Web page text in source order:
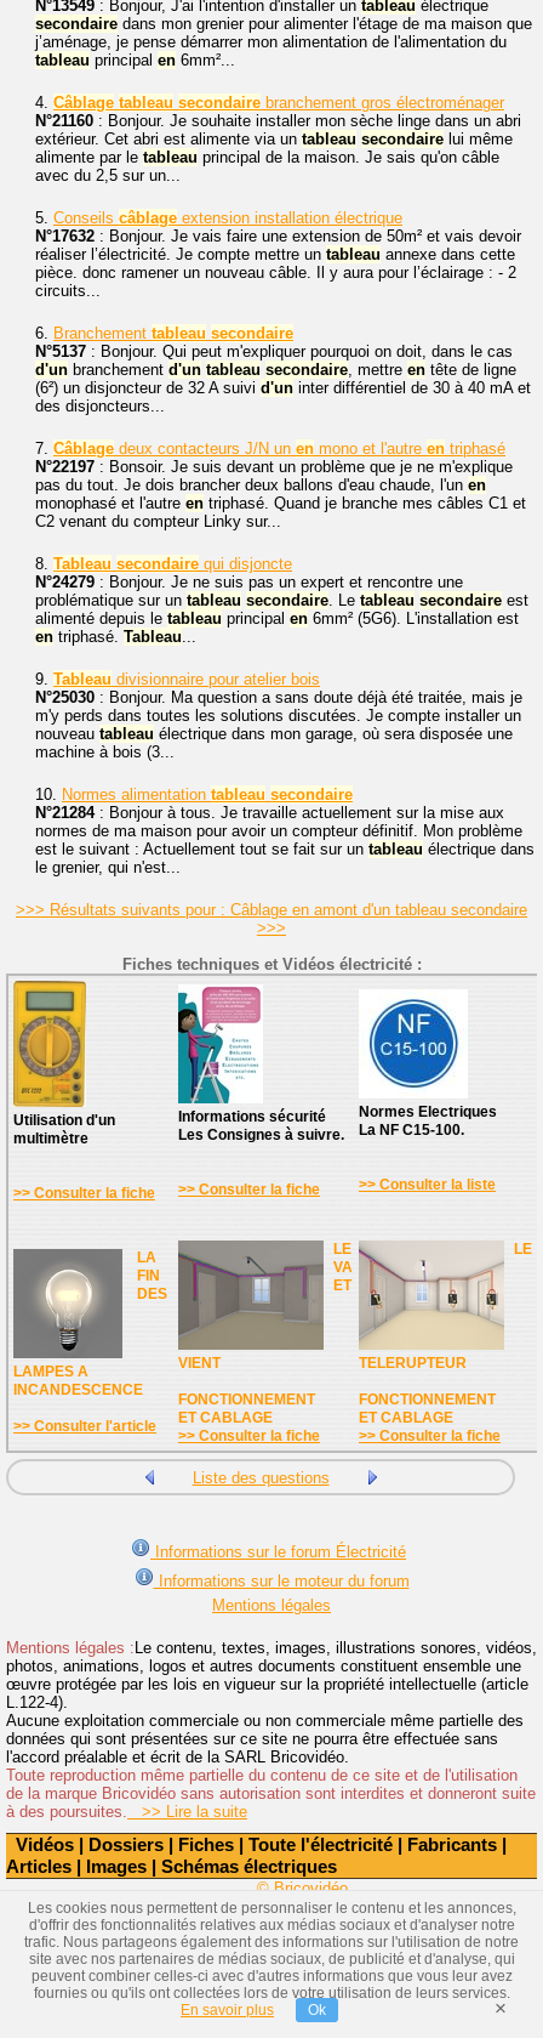
Vidéos | Dossiers | Fiches | Toute l'électricité | Fabricants |
Articles | Images | Schémas électriques
N°13549 : Bonjour, J'ai l'intention d'installer un tableau électrique
secondaire dans mon grenier pour alimenter l'étage de ma maison que
j’aménage, je pense démarrer mon alimentation de l'alimentation du
tableau principal en 6mm²...
4. Câblage tableau secondaire branchement gros électroménager
N°21160 : Bonjour. Je souhaite installer mon sèche linge dans un abri
extérieur. Cet abri est alimente via un tableau secondaire lui même
alimente par le tableau principal de la maison. Je sais qu'on câble
avec du 2,5 sur un...
5. Conseils câblage extension installation électrique
N°17632 : Bonjour. Je vais faire une extension de 50m² et vais devoir
réaliser l’électricité. Je compte mettre un tableau annexe dans cette
pièce. donc ramener un nouveau câble. Il y aura pour l’éclairage : - 2
circuits...
6. Branchement tableau secondaire
N°5137 : Bonjour. Qui peut m'expliquer pourquoi on doit, dans le cas
d'un branchement d'un tableau secondaire , mettre en tête de ligne
(6²) un disjoncteur de 32 A suivi d'un inter différentiel de 30 à 40 mA et
des disjoncteurs...
7. Câblage deux contacteurs J/N un en mono et l'autre en triphasé
N°22197 : Bonsoir. Je suis devant un problème que je ne m'explique
pas du tout. Je dois brancher deux ballons d'eau chaude, l'un en
monophasé et l'autre en triphasé. Quand je branche mes câbles C1 et
C2 venant du compteur Linky sur...
8. Tableau secondaire qui disjoncte
N°24279 : Bonjour. Je ne suis pas un expert et rencontre une
problématique sur un tableau secondaire . Le tableau secondaire est
alimenté depuis le tableau principal en 6mm² (5G6). L'installation est
en triphasé. Tableau
9. Tableau divisionnaire pour atelier bois
N°25030 : Bonjour. Ma question a sans doute déjà été traitée, mais je
m'y perds dans toutes les solutions discutées. Je compte installer un
nouveau tableau électrique dans mon garage, où sera disposée une
machine à bois (3...
10. Normes alimentation tableau secondaire
N°21284: Bonjour à tous. Je travaille actuellement sur la mise aux
normes de ma maison pour avoir un compteur définitif. Mon problème
est le suivant : Actuellement tout se fait sur un tableau électrique dans
le grenier, qui n'est...
>>> Résultats suivants pour : Câblage en amont d'un tableau secondaire
>>>
Fiches techniques et Vidéos électricité :
Utilisation d'un
multimètre
>> Consulter la fiche
Informations sécurité
Les Consignes à suivre.
>> Consulter la fiche
Normes Electriques
La NF C15-100.
>> Consulter la liste
LA
FIN
DES
LAMPES A
INCANDESCENCE
>> Consulter l'article
LE
VA
ET
VIENT
FONCTIONNEMENT
ET CABLAGE
>> Consulter la fiche
LE
TELERUPTEUR
FONCTIONNEMENT
ET CABLAGE
>> Consulter la fiche
Liste des questions
Informations sur le forum Électricité
Informations sur le moteur du forum
Mentions légales
Mentions légales :Le contenu, textes, images, illustrations sonores, vidéos,
photos, animations, logos et autres documents constituent ensemble une
œuvre protégée par les lois en vigueur sur la propriété intellectuelle (article
L.122-4).
Aucune exploitation commerciale ou non commerciale même partielle des
données qui sont présentées sur ce site ne pourra être effectuée sans
l'accord préalable et écrit de la SARL Bricovidéo.
Toute reproduction même partielle du contenu de ce site et de l'utilisation
de la marque Bricovidéo sans autorisation sont interdites et donneront suite
à des poursuites.
>> Lire la suite
© Bricovidéo
Les cookies nous permettent de personnaliser le contenu et les annonces,
d'offrir des fonctionnalités relatives aux médias sociaux et d'analyser notre
trafic. Nous partageons également des informations sur l'utilisation de notre
site avec nos partenaires de médias sociaux, de publicité et d'analyse, qui
peuvent combiner celles-ci avec d'autres informations que vous leur avez
fournies ou qu'ils ont collectées lors de votre utilisation de leurs services.
En savoir plus
Ok ×